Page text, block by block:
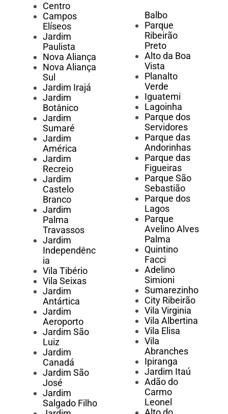
Centro
Campos
Elíseos
Jardim
Paulista
Nova Aliança
Nova Aliança
Sul
Jardim Irajá
Jardim
Botânico
Jardim
Sumaré
Jardim
América
Jardim
Recreio
Jardim
Castelo
Branco
Jardim
Palma
Travassos
Jardim
Independênc
ia
Vila Tibério
Vila Seixas
Jardim
Antártica
Jardim
Aeroporto
Jardim São
Luiz
Jardim
Canadá
Jardim São
José
Jardim
Salgado Filho
Balbo
Parque
Ribeirão
Preto
Alto da Boa
Vista
Planalto
Verde
Iguatemi
Lagoinha
Parque dos
Servidores
Parque das
Andorinhas
Parque das
Figueiras
Parque São
Sebastião
Parque dos
Lagos
Parque
Avelino Alves
Palma
Quintino
Facci
Adelino
Simioni
Sumarezinho
City Ribeirão
Vila Virginia
Vila Albertina
Vila Elisa
Vila
Abranches
Ipiranga
Jardim Itaú
Adão do
Carmo
Leonel